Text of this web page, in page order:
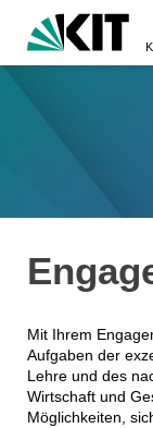
Mit Ihrem
Aufgaben der
Lehre und des
Wirtschaft und
Möglichkeiten,